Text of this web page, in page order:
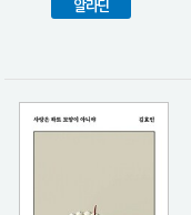
알라딘